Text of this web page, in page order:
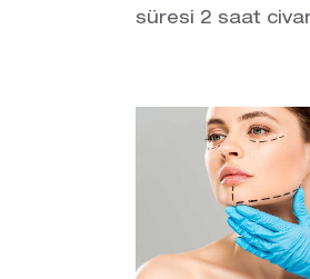
süresi 2 saat